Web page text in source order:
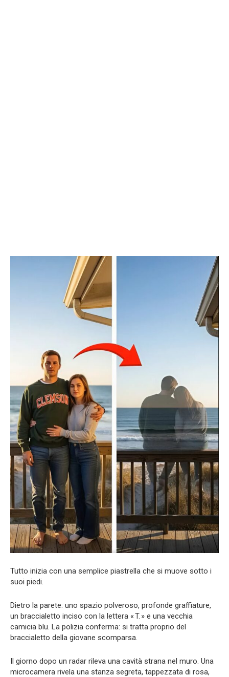
Tutto inizia con una semplice piastrella che si muove sotto i
suoi piedi.
Dietro la parete: uno spazio polveroso, profonde graffiature,
un braccialetto inciso con la lettera « T. » e una vecchia
camicia blu. La polizia conferma: si tratta proprio del
braccialetto della giovane scomparsa.
Il giorno dopo un radar rileva una cavità strana nel muro. Una
microcamera rivela una stanza segreta, tappezzata di rosa,